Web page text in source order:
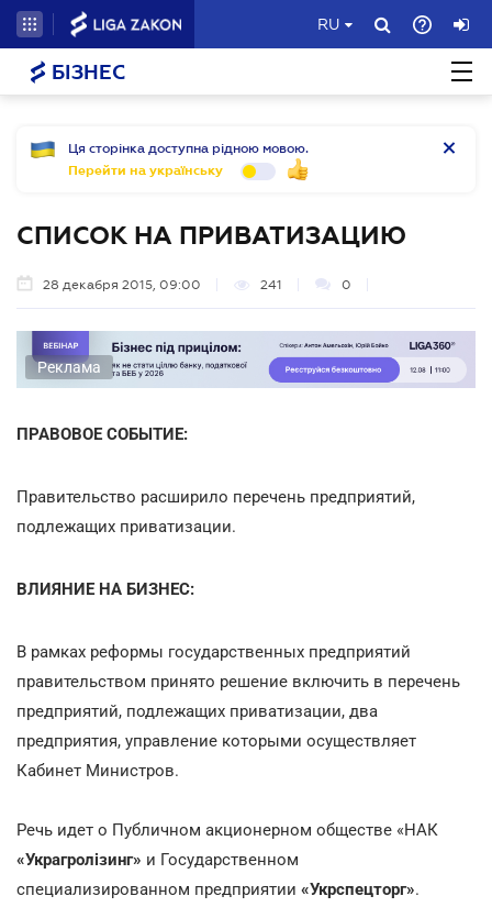
RU
БІЗНЕС
Ця сторінка доступна рідною мовою.
Перейти на українську
СПИСОК НА ПРИВАТИЗАЦИЮ
28 декабря 2015, 09:00 241 0
Реклама
ПРАВОВОЕ СОБЫТИЕ:
Правительство расширило перечень предприятий,
подлежащих приватизации.
ВЛИЯНИЕ НА БИЗНЕС:
В рамках реформы государственных предприятий
правительством принято решение включить в перечень
предприятий, подлежащих приватизации, два
предприятия, управление которыми осуществляет
Кабинет Министров.
Речь идет о Публичном акционерном обществе «НАК
«Украгролізинг» и Государственном
специализированном предприятии «Укрспецторг».